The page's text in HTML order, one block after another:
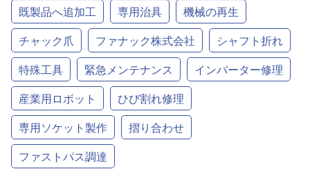
既製品へ追加工
専用治具
機械の再生
チャック爪
ファナック株式会社
シャフト折れ
特殊工具
緊急メンテナンス
インバーター修理
産業用ロボット
ひび割れ修理
専用ソケット製作
摺り合わせ
ファストパス調達